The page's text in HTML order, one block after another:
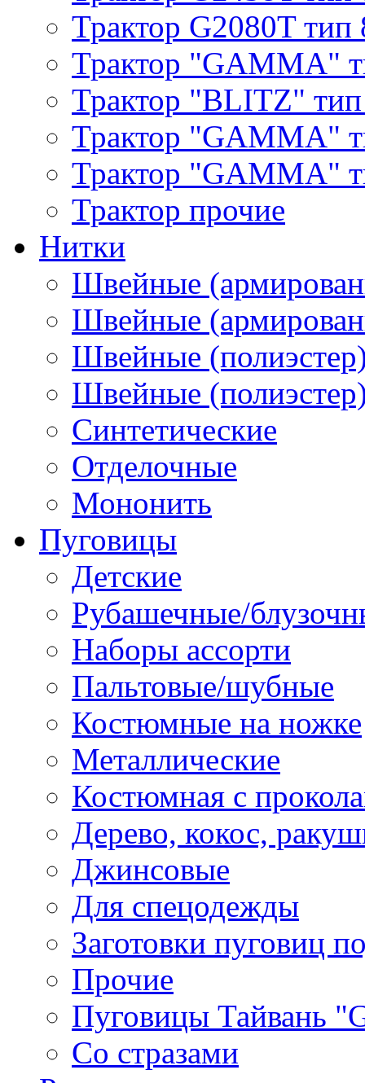
Трактор G2080T тип
Трактор "GAMMA"
Трактор "BLITZ"
Трактор "GAMMA"
Трактор "GAMMA"
Трактор прочие
Нитки
Швейные
Швейные
Швейные
Швейные
Синтетические
Отделочные
Мононить
Пуговицы
Детские
Рубашечные/
Наборы ассорти
Пальтовые/шубные
Костюмные на ножке
Металлические
Костюмная с
Дерево, кокос,
Джинсовые
Для спецодежды
Заготовки пуговиц
Прочие
Пуговицы Тайвань
Со стразами